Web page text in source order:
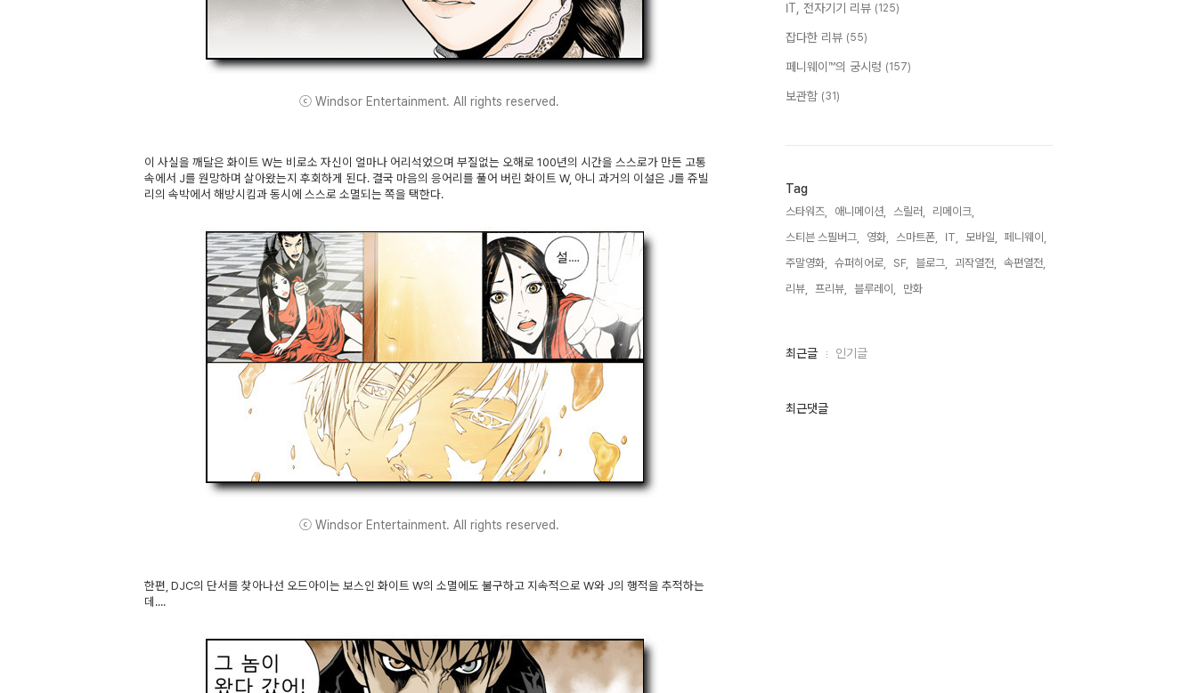
ⓒ Windsor Entertainment. All rights reserved.
이 사실을 깨달은 화이트 W는 비로소 자신이 얼마나 어리석었으며 부질없는 오해로 100년의 시간을 스스로가 만든 고통
속에서 J를 원망하며 살아왔는지 후회하게 된다. 결국 마음의 응어리를 풀어 버린 화이트 W, 아니 과거의 이설은 J를 쥬빌
리의 속박에서 해방시킴과 동시에 스스로 소멸되는 쪽을 택한다.
ⓒ Windsor Entertainment. All rights reserved.
한편, DJC의 단서를 찾아나선 오드아이는 보스인 화이트 W의 소멸에도 불구하고 지속적으로 W와 J의 행적을 추적하는
데....
IT, 전자기기 리뷰 (125)
잡다한 리뷰 (55)
페니웨이™의 궁시렁 (157)
보관함 (31)
Tag
스타워즈, 애니메이션, 스릴러,
리메이크,
스티븐 스필버그,
영화, 스마트폰, IT, 모바일,
페니웨이,
주말영화,
슈퍼히어로, SF, 블로그, 괴작열전,
속편열전,
리뷰,
프리뷰, 블루레이, 만화,
최
인
최근글 인기글
최근댓글